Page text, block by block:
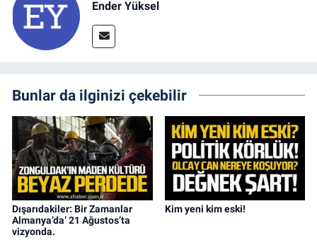
Ender Yüksel
Bunlar da ilginizi çekebilir
Dışarıdakiler: Bir Zamanlar
Almanya’da’ 21 Ağustos’ta
vizyonda.
Kim yeni kim eski!